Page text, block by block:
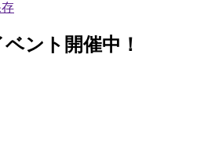
ント開催中！